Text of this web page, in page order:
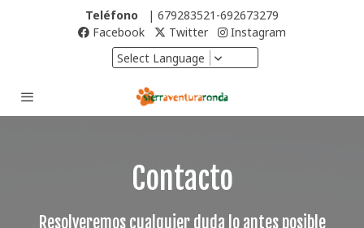
Teléfono | 679283521-692673279
Facebook
Twitter
Instagram
Select Language
Contacto
Resolveremos cualquier duda lo antes posible